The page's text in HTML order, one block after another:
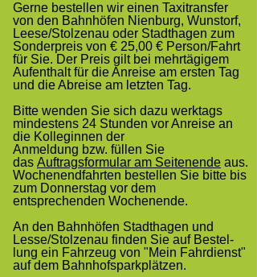
​Gerne bestellen wir einen Taxi­trans­fer
von den Bahn­höfen Nien­burg, Wun­storf,
Leese/Stolzenau oder Stadthagen zum
Sonder­preis von € 25,00 € Per­son/Fahrt
für Sie. Der Preis gilt bei mehrtägigem
Aufenthalt für die Anreise am ersten Tag
und die Abreise am letzten Tag.
Bitte wenden Sie sich dazu werktags
mindestens 24 Stunden vor Anreise an
die Kolleginnen der
An­mel­dung bzw. füllen Sie
das Auftragsformular am Seitenende aus.
Wochenendfahrten bestellen Sie bitte bis
zum Donnerstag vor dem
entsprechenden Wochenende.
An den Bahnhöfen Stadthagen und
Lesse/Stolzenau finden Sie auf Be­stel­
lung ein Fahrzeug von "Mein Fahrdienst"
auf dem Bahn­hofs­parkplätzen.